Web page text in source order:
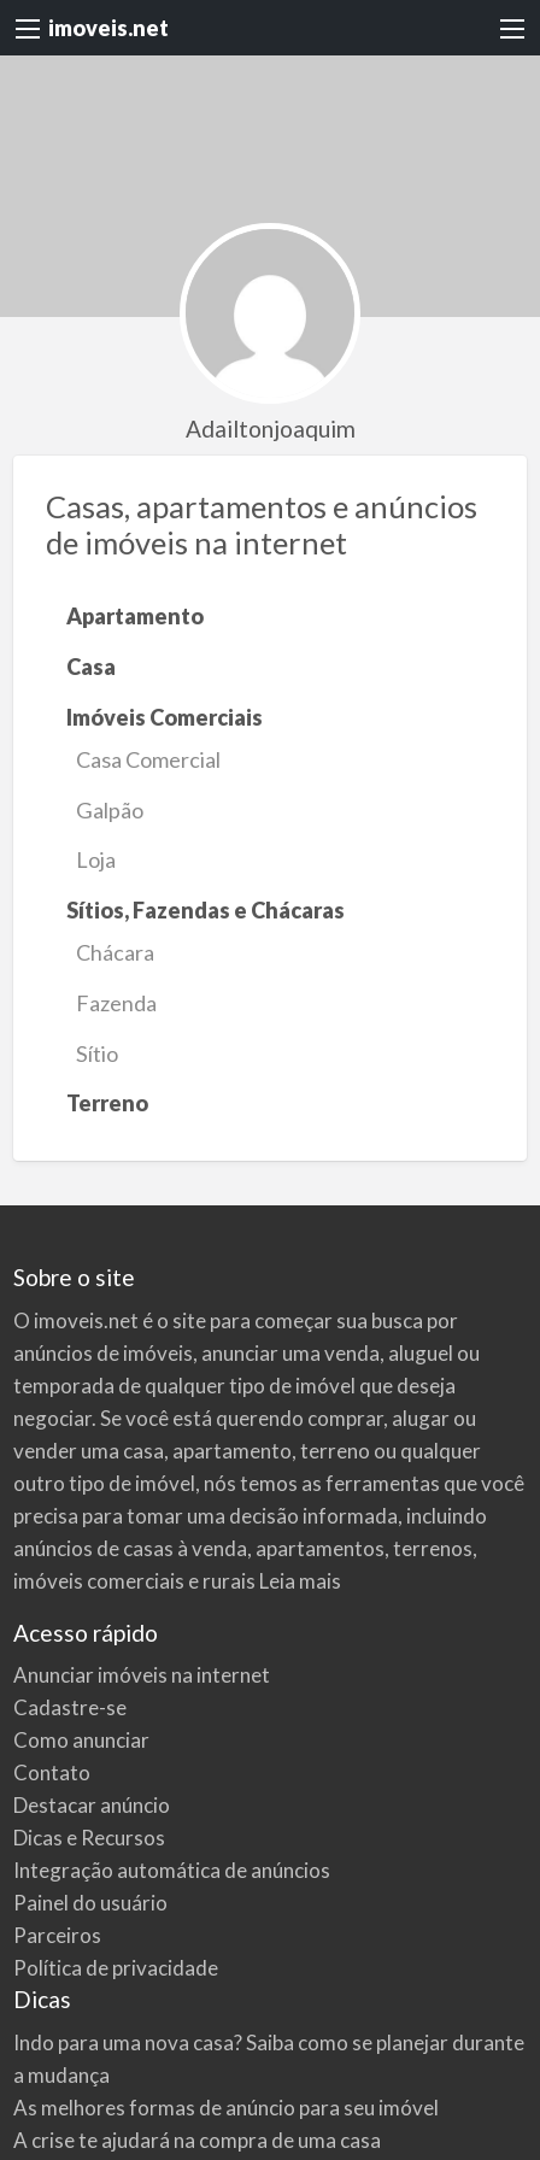
imoveis.net
Adailtonjoaquim
Casas, apartamentos e anúncios
de imóveis na internet
Apartamento
Casa
Imóveis Comerciais
Casa Comercial
Galpão
Loja
Sítios, Fazendas e Chácaras
Chácara
Fazenda
Sítio
Terreno
Sobre o site
O imoveis.net é o site para começar sua busca por
anúncios de imóveis, anunciar uma venda, aluguel ou
temporada de qualquer tipo de imóvel que deseja
negociar. Se você está querendo comprar, alugar ou
vender uma casa, apartamento, terreno ou qualquer
outro tipo de imóvel, nós temos as ferramentas que você
precisa para tomar uma decisão informada, incluindo
anúncios de casas à venda, apartamentos, terrenos,
imóveis comerciais e rurais Leia mais
Acesso rápido
Anunciar imóveis na internet
Cadastre-se
Como anunciar
Contato
Destacar anúncio
Dicas e Recursos
Integração automática de anúncios
Painel do usuário
Parceiros
Política de privacidade
Dicas
Indo para uma nova casa? Saiba como se planejar durante
a mudança
As melhores formas de anúncio para seu imóvel
A crise te ajudará na compra de uma casa